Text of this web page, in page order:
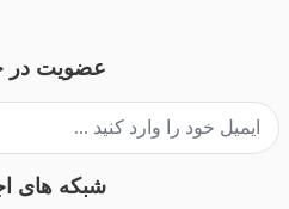
عضویت در
شبکه های